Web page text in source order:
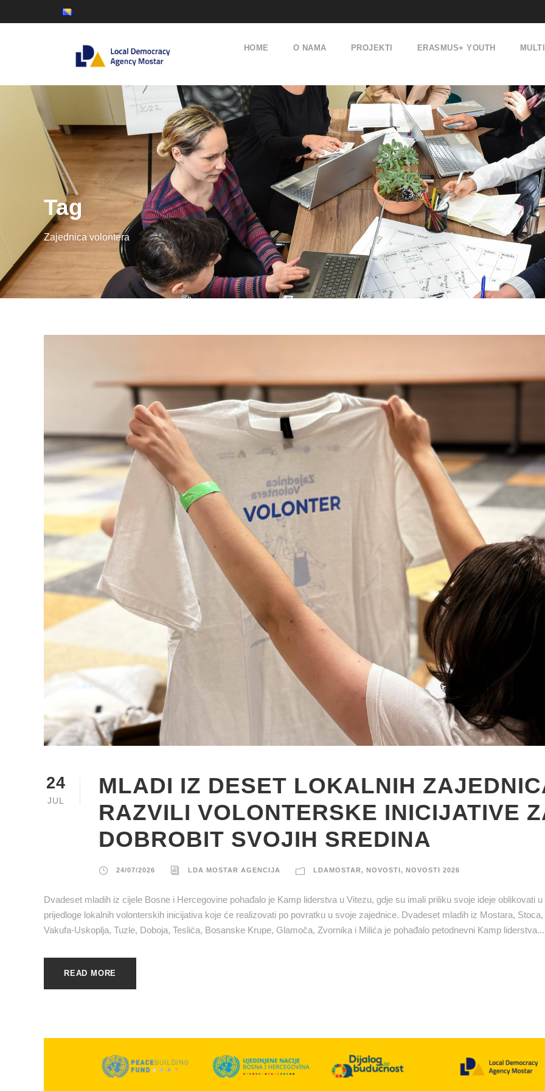
HOME O NAMA PROJEKTI ERASMUS+ YOUTH
Tag
Zajednica volontera
24
JUL
MLADI IZ DESET LOKALNIH
RAZVILI VOLONTERSKE INICIJATIVE
DOBROBIT SVOJIH SREDINA
24/07/2026 LDA MOSTAR AGENCIJA LDAMOSTAR, NOVOSTI, NOVOSTI 2026
Dvadeset mladih iz cijele Bosne i Hercegovine pohađalo je Kamp liderstva u Vitezu, gdje su imali priliku svoje ideje oblikovati
prijedloge lokalnih volonterskih inicijativa koje će realizovati po povratku u svoje zajednice. Dvadeset mladih iz Mostara,
Vakufa-Uskoplja, Tuzle, Doboja, Teslića, Bosanske Krupe, Glamoča, Zvornika i Milića je pohađalo petodnevni Kamp liderstva...
READ MORE